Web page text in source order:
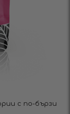
с по-бързи